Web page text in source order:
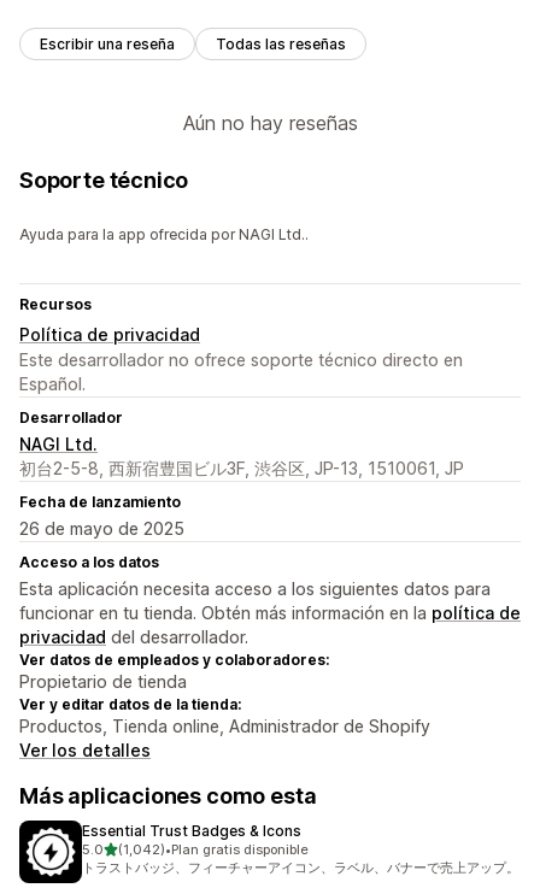
Escribir una reseña Todas las reseñas
Aún no hay reseñas
Soporte técnico
Ayuda para la app ofrecida por NAGI Ltd..
Recursos
Política de privacidad
Este desarrollador no ofrece soporte técnico directo en
Español.
Desarrollador
NAGI Ltd.
初台2-5-8, 西新宿豊国ビル3F, 渋谷区, JP-13, 1510061, JP
Fecha de lanzamiento
26 de mayo de 2025
Acceso a los datos
Esta aplicación necesita acceso a los siguientes datos para
funcionar en tu tienda. Obtén más información en la política de
privacidad del desarrollador.
Ver datos de empleados y colaboradores:
Propietario de tienda
Ver y editar datos de la tienda:
Productos, Tienda online, Administrador de Shopify
Ver los detalles
Más aplicaciones como esta
Essential Trust Badges & Icons
5.0de 5 estrellas
(1,042)
1042 reseñas en total
•Plan gratis disponible
トラストバッジ、フィーチャーアイコン、ラベル、バナーで売上アップ。